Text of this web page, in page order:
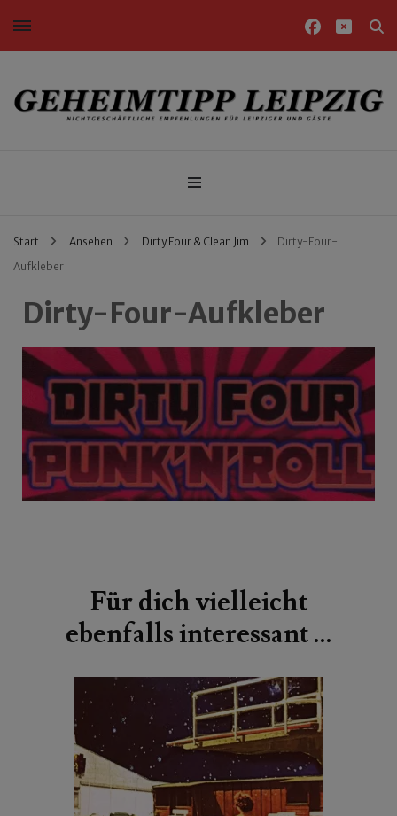
Nichtgeschäftliche Empfehlungen für Leipziger und Gäste
Start Ansehen Dirty Four & Clean Jim
Dirty-Four-
Aufkleber
Dirty-Four-Aufkleber
Für dich vielleicht
ebenfalls interessant …